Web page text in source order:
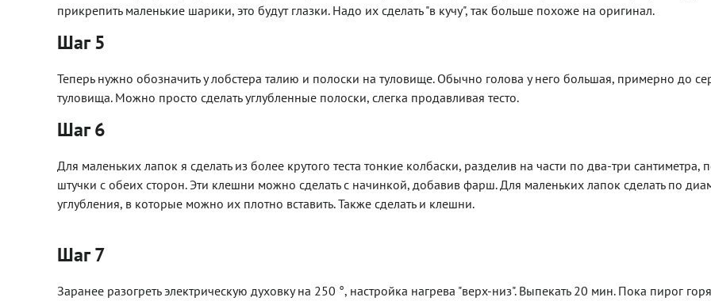
прикрепить маленькие шарики, это будут глазки. Надо их сделать "в кучу", так больше похоже на оригинал.
Шаг 5
Теперь нужно обозначить у лобстера талию и полоски на туловище. Обычно голова у него большая, примерно до
туловища. Можно просто сделать углубленные полоски, слегка продавливая тесто.
Шаг 6
Для маленьких лапок я сделать из более крутого теста тонкие колбаски, разделив на части по два-три сантиметра,
штучки с обеих сторон. Эти клешни можно сделать с начинкой, добавив фарш. Для маленьких лапок сделать по
углубления, в которые можно их плотно вставить. Также сделать и клешни.
Шаг 7
Заранее разогреть электрическую духовку на 250 °, настройка нагрева "верх-низ". Выпекать 20 мин. Пока пирог